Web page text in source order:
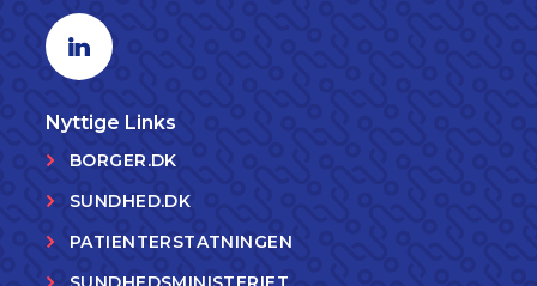
Linkedin profil
Nyttige Links
BORGER.DK
SUNDHED.DK
PATIENTERSTATNINGEN